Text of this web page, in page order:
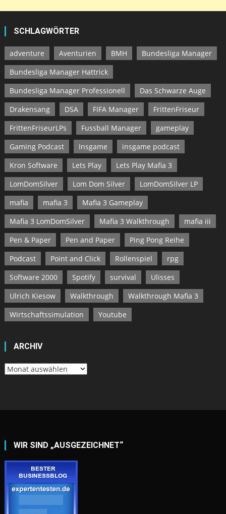
SCHLAGWÖRTER
adventure Aventurien BMH
Bundesliga Manager
Bundesliga Manager Hattrick
Bundesliga Manager Professionell
Das Schwarze Auge
Drakensang
DSA FIFA Manager
FrittenFriseur
FrittenFriseurLPs
Fussball Manager
gameplay
Gaming Podcast
Insgame
insgame podcast
Kron Software
Lets Play
Lets Play Mafia 3
LomDomSilver
Lom Dom Silver
LomDomSilver LP
mafia
mafia 3
Mafia 3 Gameplay
Mafia 3 LomDomSilver
Mafia 3 Walkthrough
mafia iii
Pen & Paper
Pen and Paper
Ping Pong Reihe
Podcast
Point and Click Rollenspiel
rpg
Software 2000
Spotify survival
Ulisses
Ulrich Kiesow
Walkthrough
Walkthrough Mafia 3
Wirtschaftssimulation
Youtube
ARCHIV
Archiv
WIR SIND „AUSGEZEICHNET“